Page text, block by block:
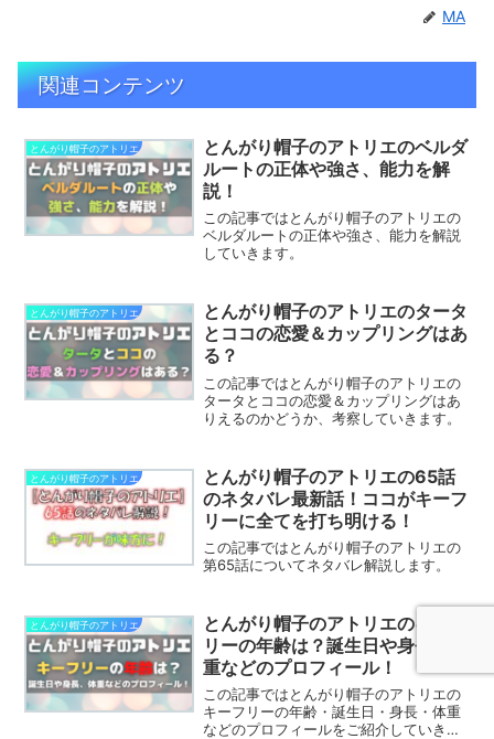
MA
関連コンテンツ
とんがり帽子のアトリエ
とんがり帽子のアトリエのベルダ
ルートの正体や強さ、能力を解
説！
この記事ではとんがり帽子のアトリエの
ベルダルートの正体や強さ、能力を解説
していきます。
とんがり帽子のアトリエ
とんがり帽子のアトリエのタータ
とココの恋愛＆カップリングはあ
る？
この記事ではとんがり帽子のアトリエの
タータとココの恋愛＆カップリングはあ
りえるのかどうか、考察していきます。
とんがり帽子のアトリエ
とんがり帽子のアトリエの65話
のネタバレ最新話！ココがキーフ
リーに全てを打ち明ける！
この記事ではとんがり帽子のアトリエの
第65話についてネタバレ解説します。
とんがり帽子のアトリエ
とんがり帽子のアトリエのキーフ
リーの年齢は？誕生日や身長、体
重などのプロフィール！
この記事ではとんがり帽子のアトリエの
キーフリーの年齢・誕生日・身長・体重
などのプロフィールをご紹介していきま